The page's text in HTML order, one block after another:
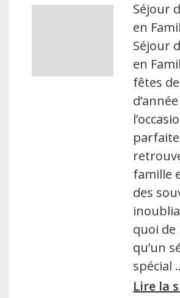
Séjour
en
Séjour
en
fêtes
famille
des
quoi de
qu’un
spécial
Lire la